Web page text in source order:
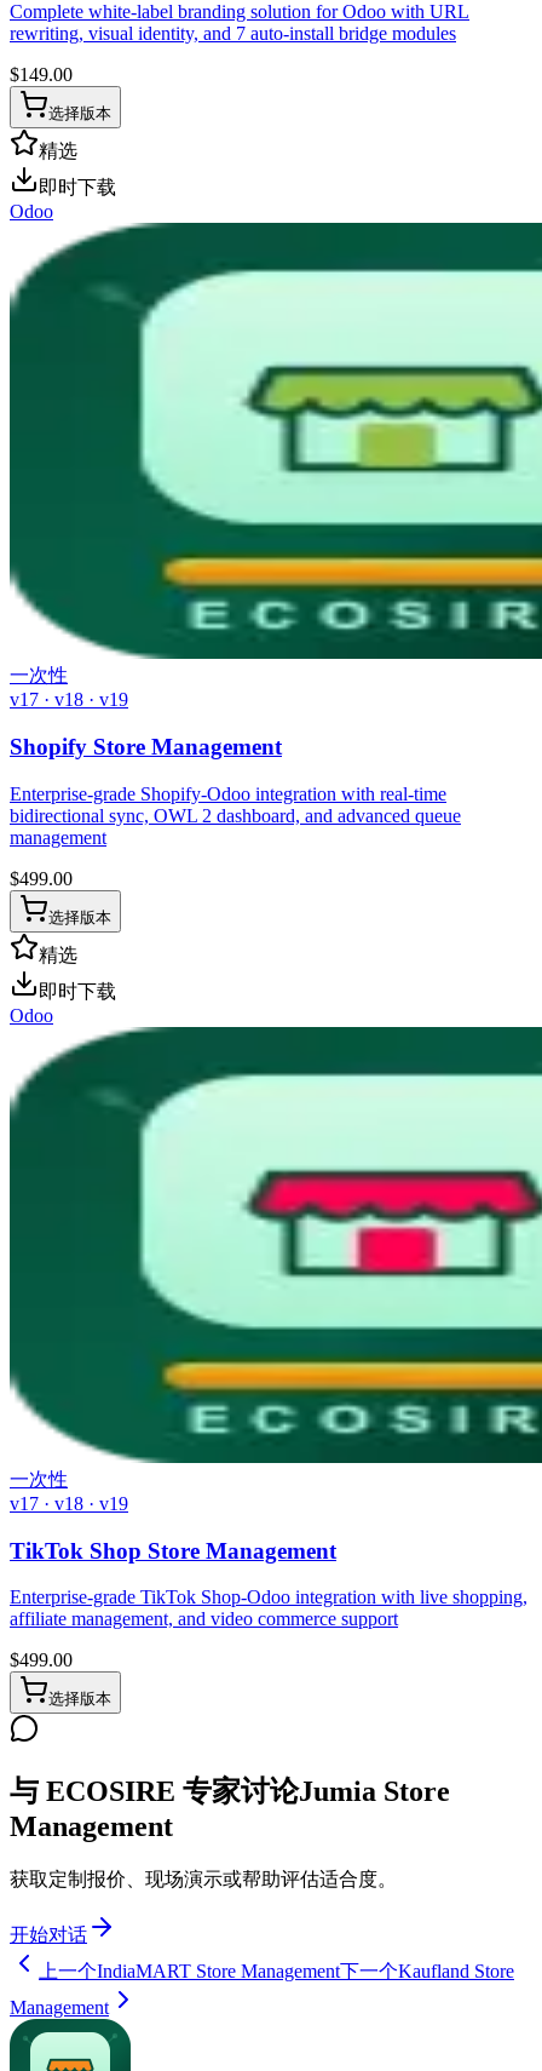
Complete white-label branding solution for Odoo with URL
rewriting, visual identity, and 7 auto-install bridge modules
$149.00
选择版本
精选
即时下载
Odoo
一次性
v17 · v18 · v19
Shopify Store Management
Enterprise-grade Shopify-Odoo integration with real-time
bidirectional sync, OWL 2 dashboard, and advanced queue
management
$499.00
选择版本
精选
即时下载
Odoo
一次性
v17 · v18 · v19
TikTok Shop Store Management
Enterprise-grade TikTok Shop-Odoo integration with live shopping,
affiliate management, and video commerce support
$499.00
选择版本
与 ECOSIRE 专家讨论Jumia Store
Management
获取定制报价、现场演示或帮助评估适合度。
开始对话
上一个IndiaMART Store Management下一个Kaufland Store
Management